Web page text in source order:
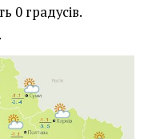
0 градусів.